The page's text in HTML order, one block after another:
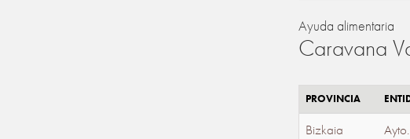
Ayuda alimentaria
Caravana
PROVINCIA
Bizkaia